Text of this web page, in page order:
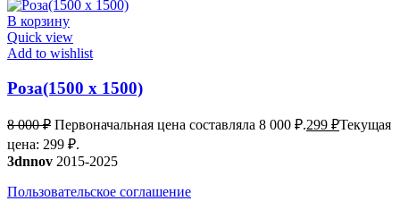
В корзину
Quick view
Add to wishlist
Роза(1500 х 1500)
8 000₽ Первоначальная цена составляла 8 000 ₽.299 ₽Текущая
цена: 299 ₽.
3dnnov 2015-2025
Пользовательское соглашение